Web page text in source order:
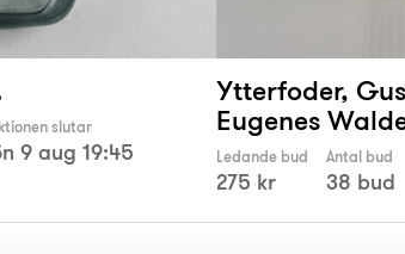
slutar
9 aug 19:45
Ytterfoder,
Eugenes
Ledande bud
275 kr
Antal bud
38 bud